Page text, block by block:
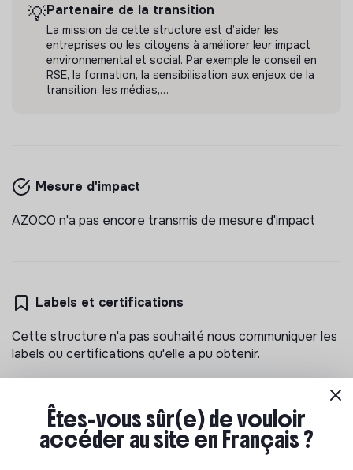
Mesurer l'empreinte carbone de nos clients (Bilan
Carbone) pour contribuer à réduire le changement
climatique.
💡 Partenaire de la transition Freelance
AZOCO
cdi)
Mesurer l'empreinte carbone de nos clients (Bilan
💡Partenaire de la transition
La mission de cette structure est d’aider les
entreprises ou les citoyens à améliorer leur impact
environnemental et social. Par exemple le conseil en
RSE, la formation, la sensibilisation aux enjeux de la
transition, les médias,…
Mesure d'impact
AZOCO n'a pas encore transmis de mesure d'impact
Labels et certifications
Cette structure n'a pas souhaité nous communiquer les
labels ou certifications qu'elle a pu obtenir.
Documents
Êtes-vous sûr(e) de vouloir
accéder au site en Français ?